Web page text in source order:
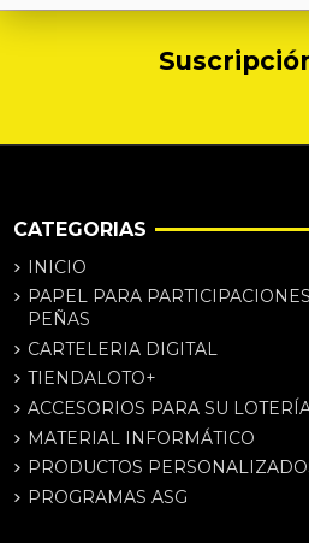
CATEGORIAS
INICIO
PAPEL PARA
PEÑAS
CARTELERIA DIGITAL
TIENDALOTO+
ACCESORIOS PARA SU
MATERIAL INFORMÁTICO
PRODUCTOS
PROGRAMAS ASG